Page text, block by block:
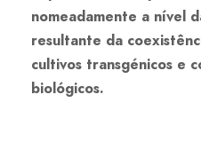
nomeadamente a nível
resultante da
cultivos transgénicos e
biológicos.